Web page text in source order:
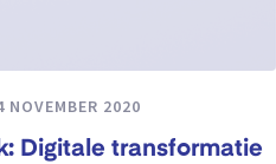
NOVEMBER 2020
Digitale transformatie